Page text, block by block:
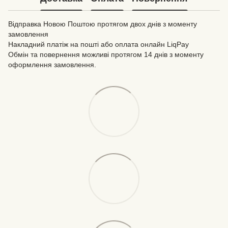
Відправка Новою Поштою протягом двох днів з моменту
замовлення
Накладний платіж на пошті або оплата онлайн LiqPay
Обмін та повернення можливі протягом 14 днів з моменту
оформлення замовлення.